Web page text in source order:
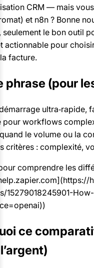
CRM — mais
et n8n ? Bonne
seulement le bon outil
actionnable pour
facture.
phrase (pour
ultra‑rapide,
pour workflows
le volume ou la
critères : complexité,
comprendre les
15279018245901-
ce